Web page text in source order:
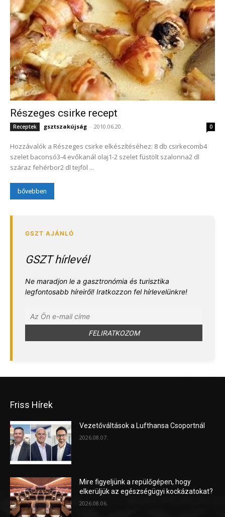
Részeges csirke recept
Receptek gsztszakújság - 2010.06.20. 0
Hozzávalók a Részeges csirke elkészítéséhez: 8 db csirkecomb4
szelet baconsó3-4 evőkanál olaj1-2 szelet füstölt szalonna2 dl
száraz fehérbor2 dl tejföl ...
bővebben
GSZT hírlevél
Ne maradjon le a gasztronómia és turisztika
legfontosabb híreiről! Iratkozzon fel hírlevelünkre!
Friss Hírek
Vezetőváltások a Lufthansa Csoportnál
2026.08.07.
Mire figyeljünk a repülőgépen, hogy
elkerüljük az egészségügyi kockázatokat?
2026.08.06.